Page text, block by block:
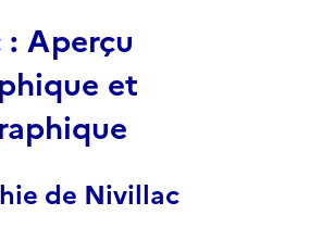
Aperçu
et
de Nivillac